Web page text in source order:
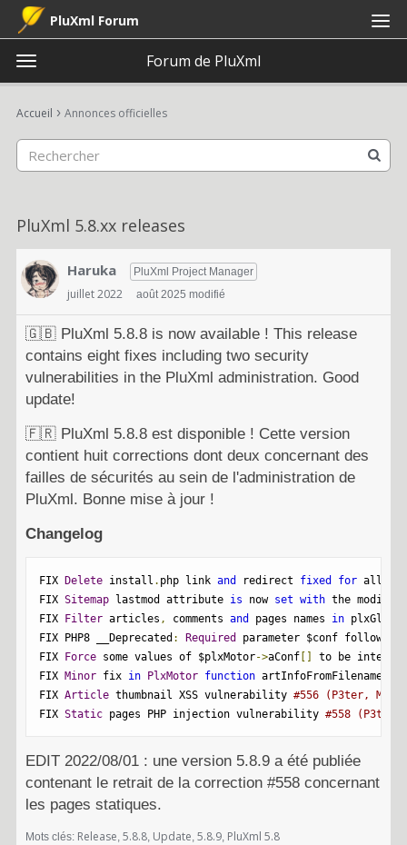
PluXml Forum
t
g
e
n
u
Forum de PluXml
Connexion
Catégories
Discussions
Activité
Connexion S'inscrire
Accueil › Annonces officielles
PluXml 5.8.xx releases
Haruka PluXml Project Manager
juillet 2022 août 2025 modifié
🇬🇧 PluXml 5.8.8 is now available ! This release
contains eight fixes including two security
vulnerabilities in the PluXml administration. Good
update!
🇫🇷 PluXml 5.8.8 est disponible ! Cette version
contient huit corrections dont deux concernant des
failles de sécurités au sein de l'administration de
PluXml. Bonne mise à jour !
Changelog
FIX Delete install . php link and redirect fixed for all
FIX Sitemap lastmod attribute is now set with the
FIX Filter articles , comments and pages names in plxGlob
FIX PHP8 __Deprecated : Required
parameter $conf follows
FIX Force some values of $plxMotor->aConf []
to be integer
FIX Minor fix in PlxMotor function artInfoFromFilename
FIX Article thumbnail XSS vulnerability #556 (P3ter,
FIX Static pages PHP injection vulnerability #558 (P3ter,
EDIT 2022/08/01 : une version 5.8.9 a été publiée
contenant le retrait de la correction #558 concernant
les pages statiques.
Mots clés: Release 5.8.8 Update 5.8.9 PluXml 5.8